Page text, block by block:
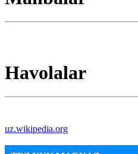
Havolalar
uz.wikipedia.org